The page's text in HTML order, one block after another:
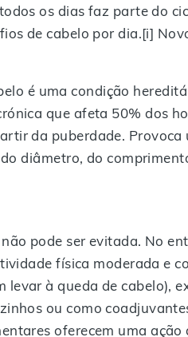
os dias faz parte do
de cabelo por dia.[i]
é uma condição
que afeta 50% dos
da puberdade. Provoca
diâmetro, do
pode ser evitada. No
física moderada e
levar à queda de cabelo),
ou como
oferecem uma